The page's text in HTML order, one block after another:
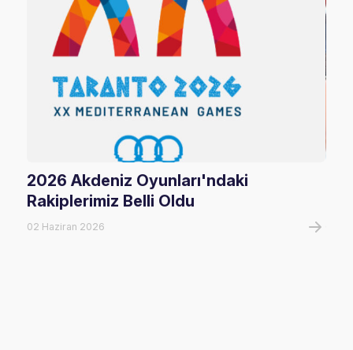
2026 Akdeniz Oyunları'ndaki
Rakiplerimiz Belli Oldu
02 Haziran 2026